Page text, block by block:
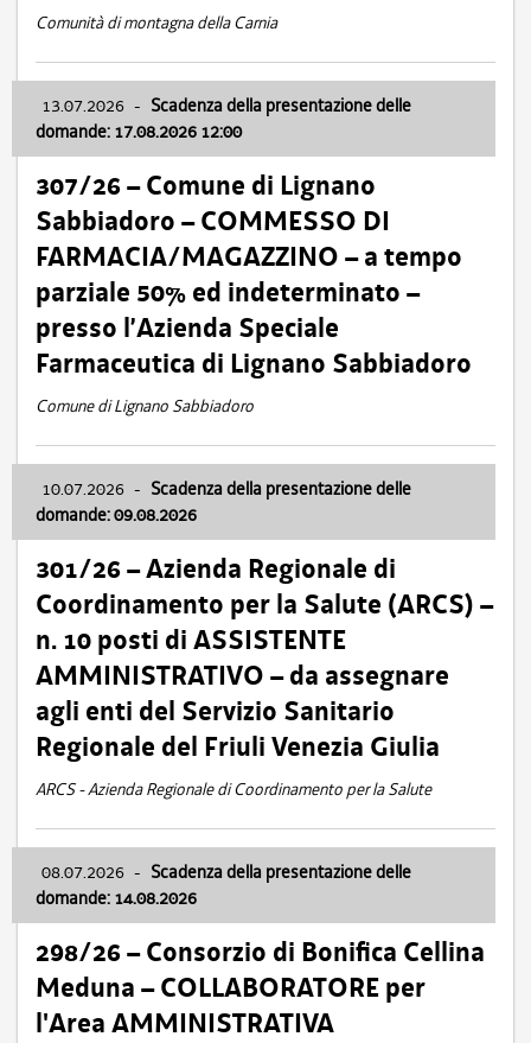
Comunità di montagna della Carnia
13.07.2026 - Scadenza della presentazione delle
domande: 17.08.2026 12:00
307/26 – Comune di Lignano
Sabbiadoro – COMMESSO DI
FARMACIA/MAGAZZINO – a tempo
parziale 50% ed indeterminato –
presso l’Azienda Speciale
Farmaceutica di Lignano Sabbiadoro
Comune di Lignano Sabbiadoro
10.07.2026 - Scadenza della presentazione delle
domande: 09.08.2026
301/26 – Azienda Regionale di
Coordinamento per la Salute (ARCS) –
n. 10 posti di ASSISTENTE
AMMINISTRATIVO – da assegnare
agli enti del Servizio Sanitario
Regionale del Friuli Venezia Giulia
ARCS - Azienda Regionale di Coordinamento per la Salute
08.07.2026 - Scadenza della presentazione delle
domande: 14.08.2026
298/26 – Consorzio di Bonifica Cellina
Meduna – COLLABORATORE per
l'Area AMMINISTRATIVA